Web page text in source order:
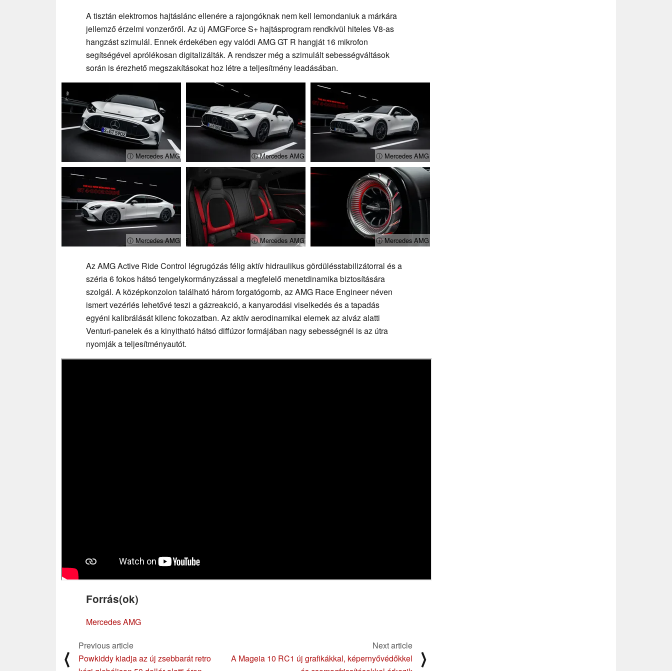
A tisztán elektromos hajtáslánc ellenére a rajongóknak nem kell lemondaniuk a márkára
jellemző érzelmi vonzerőről. Az új AMGForce S+ hajtásprogram rendkívül hiteles V8-as
hangzást szimulál. Ennek érdekében egy valódi AMG GT R hangját 16 mikrofon
segítségével aprólékosan digitalizálták. A rendszer még a szimulált sebességváltások
során is érezhető megszakításokat hoz létre a teljesítmény leadásában.
ⓘ Mercedes AMG ⓘ Mercedes AMG ⓘ Mercedes AMG
ⓘ Mercedes AMG ⓘ Mercedes AMG ⓘ Mercedes AMG
Az AMG Active Ride Control légrugózás félig aktív hidraulikus gördülésstabilizátorral és a
széria 6 fokos hátsó tengelykormányzással a megfelelő menetdinamika biztosítására
szolgál. A középkonzolon található három forgatógomb, az AMG Race Engineer néven
ismert vezérlés lehetővé teszi a gázreakció, a kanyarodási viselkedés és a tapadás
egyéni kalibrálását kilenc fokozatban. Az aktív aerodinamikai elemek az alváz alatti
Venturi-panelek és a kinyitható hátsó diffúzor formájában nagy sebességnél is az útra
nyomják a teljesítményautót.
Forrás(ok)
Mercedes AMG
⟨
Previous article
Powkiddy kiadja az új zsebbarát retro
Next article
A Mageia 10 RC1 új grafikákkal, képernyővédőkkel
⟩